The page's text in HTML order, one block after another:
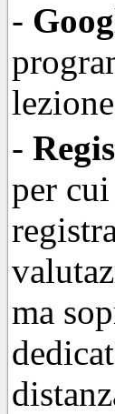
-
-
per
ma